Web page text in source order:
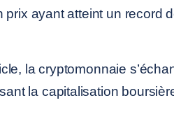
ayant atteint un record
la cryptomonnaie
la capitalisation